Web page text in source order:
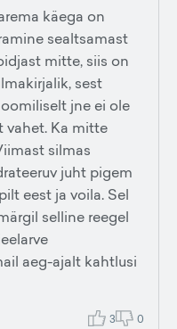
käega on
sealtsamast
mitte, siis on
sest
jne ei ole
vahet. Ka mitte
silmas
juht pigem
eest ja voila. Sel
selline reegel
aeg-ajalt kahtlusi
3 0